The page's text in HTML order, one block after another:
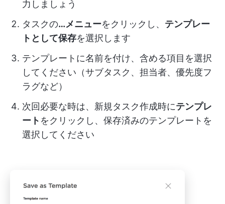
力しましょう
タスクの…メニューをクリックし、 テンプレー
トとして保存を選択します
テンプレートに名前を付け、含める項目を選択
してください（サブタスク、担当者、優先度フ
ラグなど）
次回必要な時は、新規タスク作成時にテンプレ
ート をクリックし、保存済みのテンプレートを
選択してください